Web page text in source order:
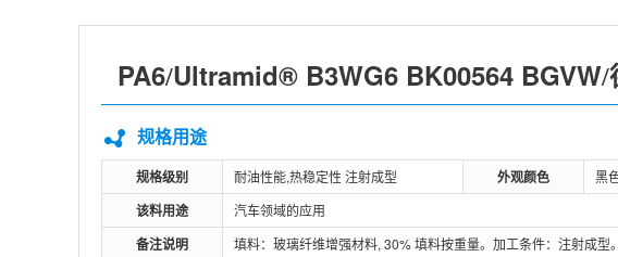
PA6/Ultramid® B3WG6 BK00564 BGVW/
规格用途
规格级别 耐油性能,热稳定性 注射成型 外观颜色 黑
该料用途 汽车领域的应用
备注说明 填料：玻璃纤维增强材料, 30% 填料按重量。加工条件：注射成型。